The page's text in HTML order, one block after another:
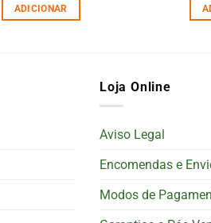
ADICIONAR
Loja Online
Aviso Legal
Encomendas e
Modos de